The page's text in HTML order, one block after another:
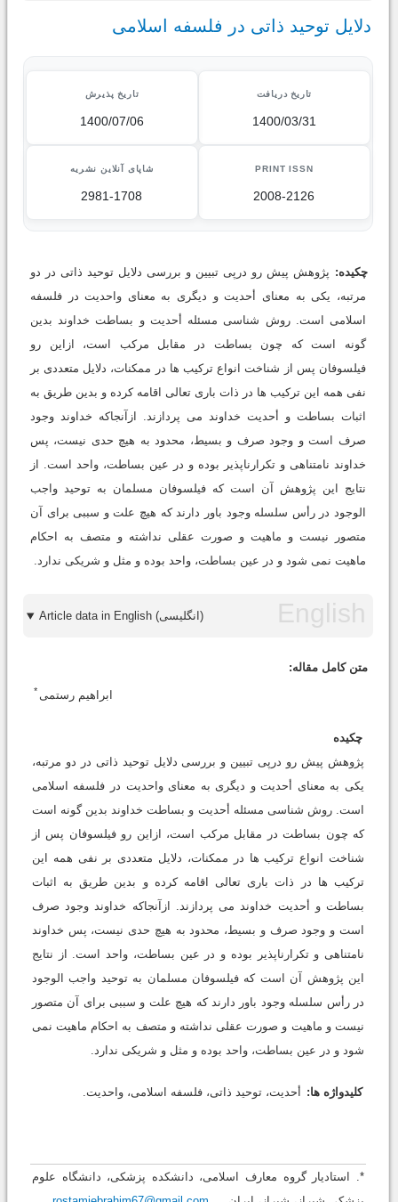
دلایل توحید ذاتی در فلسفه اسلامی
تاریخ دریافت
1400/03/31
تاریخ پذیرش
1400/07/06
PRINT ISSN
2008-2126
شاپای آنلاین نشریه
2981-1708
چکیده: پژوهش پیش رو درپی تبیین و بررسی دلایل توحید ذاتی در دو
مرتبه، یکی به معنای أحدیت و دیگری به معنای واحدیت در فلسفه
اسلامی است. روش شناسی مسئله أحدیت و بساطت خداوند بدین
گونه است که چون بساطت در مقابل مرکب است، ازاین رو
فیلسوفان پس از شناخت انواع ترکیب ها در ممکنات، دلایل متعددی بر
نفی همه این ترکیب ها در ذات باری تعالی اقامه کرده و بدین طریق به
اثبات بساطت و أحدیت خداوند می پردازند. ازآنجاکه خداوند وجود
صرف است و وجود صرف و بسیط، محدود به هیچ حدی نیست، پس
خداوند نامتناهی و تکرارناپذیر بوده و در عین بساطت، واحد است. از
نتایج این پژوهش آن است که فیلسوفان مسلمان به توحید واجب
الوجود در رأس سلسله وجود باور دارند که هیچ علت و سببی برای آن
متصور نیست و ماهیت و صورت عقلی نداشته و متصف به احکام
ماهیت نمی شود و در عین بساطت، واحد بوده و مثل و شریکی ندارد.
Article data in English (انگلیسی)
متن کامل مقاله:
ابراهیم رستمی*
چکیده
پژوهش پیش رو درپی تبیین و بررسی دلایل توحید ذاتی در دو مرتبه،
یکی به معنای أحدیت و دیگری به معنای واحدیت در فلسفه اسلامی
است. روش شناسی مسئله أحدیت و بساطت خداوند بدین گونه است
که چون بساطت در مقابل مرکب است، ازاین رو فیلسوفان پس از
شناخت انواع ترکیب ها در ممکنات، دلایل متعددی بر نفی همه این
ترکیب ها در ذات باری تعالی اقامه کرده و بدین طریق به اثبات
بساطت و أحدیت خداوند می پردازند. ازآنجاکه خداوند وجود صرف
است و وجود صرف و بسیط، محدود به هیچ حدی نیست، پس خداوند
نامتناهی و تکرارناپذیر بوده و در عین بساطت، واحد است. از نتایج
این پژوهش آن است که فیلسوفان مسلمان به توحید واجب الوجود
در رأس سلسله وجود باور دارند که هیچ علت و سببی برای آن متصور
نیست و ماهیت و صورت عقلی نداشته و متصف به احکام ماهیت نمی
شود و در عین بساطت، واحد بوده و مثل و شریکی ندارد.
کلیدواژه ها: أحدیت، توحید ذاتی، فلسفه اسلامی، واحدیت.
*. استادیار گروه معارف اسلامی، دانشکده پزشکی، دانشگاه علوم